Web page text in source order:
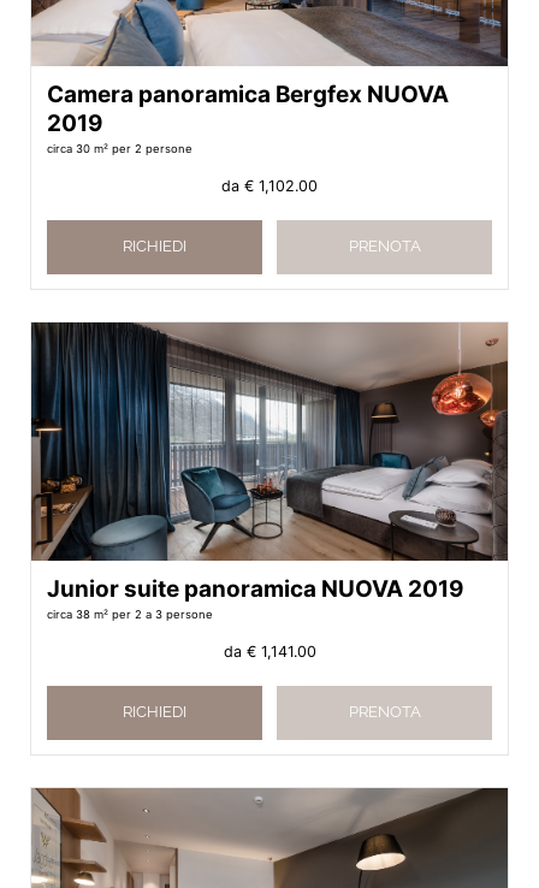
Camera panoramica Bergfex NUOVA
2019
circa 30 m² per 2 persone
da € 1,102.00
RICHIEDI PRENOTA
Junior suite panoramica NUOVA 2019
circa 38 m² per 2 a 3 persone
da € 1,141.00
RICHIEDI PRENOTA